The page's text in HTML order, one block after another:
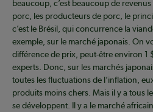
beaucoup, c’est beaucoup de
porc, les producteurs de porc, le
c’est le Brésil, qui concurrence la
exemple, sur le marché japonais. On
différence de prix, peut-être environ 1
experts. Donc, sur les marchés
toutes les fluctuations de l’inflation,
produits moins chers. Mais il y a tous
se développent. Il y a le marché